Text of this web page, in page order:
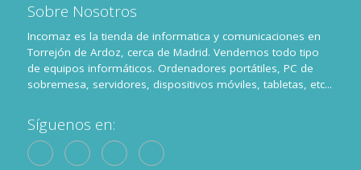
Sobre Nosotros
Incomaz es la tienda de informatica y comunicaciones en
Torrejón de Ardoz, cerca de Madrid. Vendemos todo tipo
de equipos informáticos. Ordenadores portátiles, PC de
sobremesa, servidores, dispositivos móviles, tabletas, etc...
Síguenos en: